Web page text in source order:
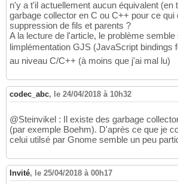
n'y a t'il actuellement aucun équivalent (en
garbage collector en C ou C++ pour ce qui
suppression de fils et parents ?
A la lecture de l'article, le problème
limplémentation GJS (JavaScript bindings
au niveau C/C++ (à moins que j'ai mal lu)
codec_abc, le 24/04/2018 à 10h32
@Steinvikel : Il existe des garbage
(par exemple Boehm). D'après ce que je
celui utilsé par Gnome semble un peu
Invité, le 25/04/2018 à 00h17